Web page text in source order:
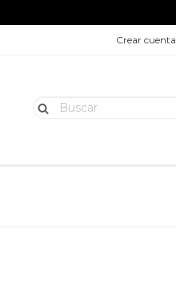
Crear cuenta